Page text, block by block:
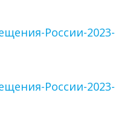
России-2023-
России-2023-